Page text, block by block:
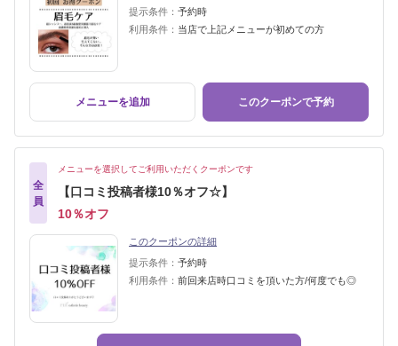
提示条件： 予約時
利用条件： 当店で上記メニューが初めての方
メニューを追加 このクーポンで予約
全
員
メニューを選択してご利用いただくクーポンです
【口コミ投稿者様10％オフ☆】
10％オフ
このクーポンの詳細
提示条件： 予約時
利用条件： 前回来店時口コミを頂いた方/何度でも◎